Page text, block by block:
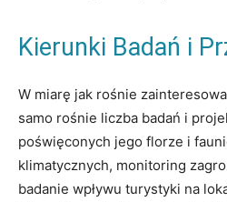
Kierunki Badań i
W miarę jak rośnie
samo rośnie liczba badań i
poświęconych jego florze i
klimatycznych, monitoring
badanie wpływu turystyki na